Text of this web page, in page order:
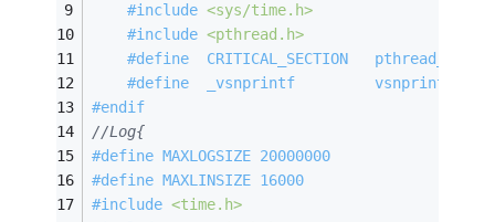
#include <sys/time.h>
#include <pthread.h>
#define
CRITICAL_SECTION
#define
  _vsnprintf         vsnprintf
#endif
//Log{
#define MAXLOGSIZE 20000000
#define MAXLINSIZE 16000
#include <time.h>